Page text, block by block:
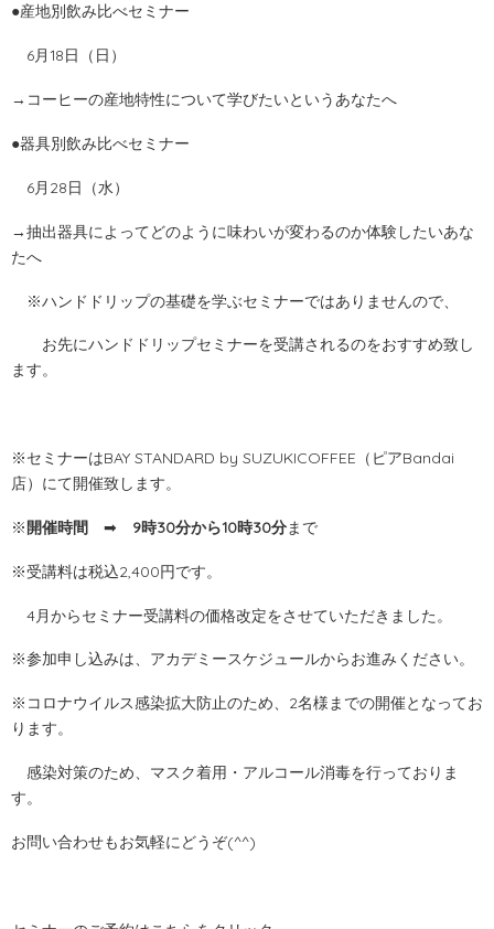
●産地別飲み比べセミナー
6月18日（日）
→コーヒーの産地特性について学びたいというあなたへ
●器具別飲み比べセミナー
6月28日（水）
→抽出器具によってどのように味わいが変わるのか体験したいあな
たへ
※ハンドドリップの基礎を学ぶセミナーではありませんので、
お先にハンドドリップセミナーを受講されるのをおすすめ致し
ます。
※セミナーはBAY STANDARD by SUZUKICOFFEE（ピアBandai
店）にて開催致します。
※開催時間 ➡ 9時30分から10時30分まで
※受講料は税込2,400円です。
4月からセミナー受講料の価格改定をさせていただきました。
※参加申し込みは、アカデミースケジュールからお進みください。
※コロナウイルス感染拡大防止のため、2名様までの開催となってお
ります。
感染対策のため、マスク着用・アルコール消毒を行っておりま
す。
お問い合わせもお気軽にどうぞ(^^)